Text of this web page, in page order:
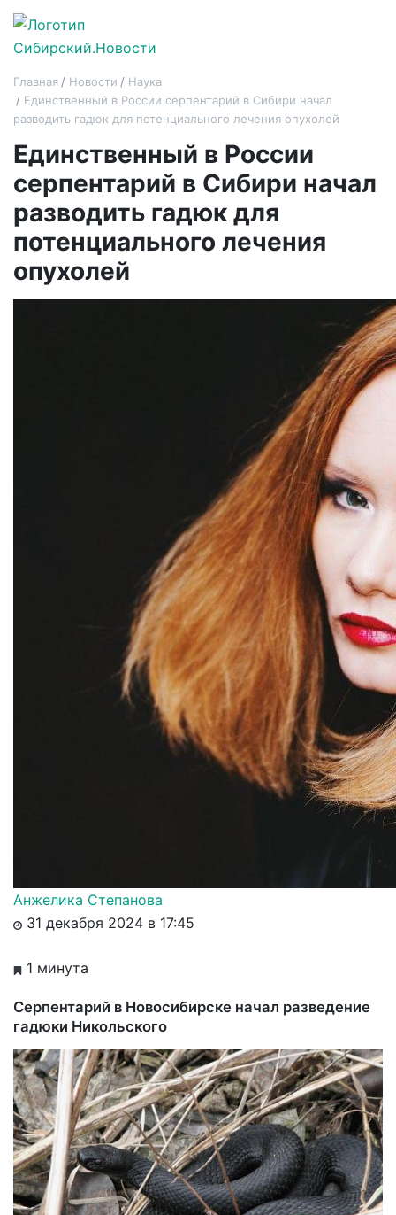
Главная Новости
Наука
Единственный в России серпентарий в Сибири начал
разводить гадюк для потенциального лечения опухолей
Единственный в России
серпентарий в Сибири начал
разводить гадюк для
потенциального лечения
опухолей
Анжелика Степанова
31 декабря 2024 в 17:45
1 минута
Серпентарий в Новосибирске начал разведение
гадюки Никольского